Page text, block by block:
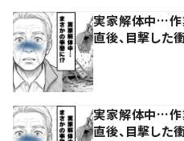
実家解体中…作
直後、目撃した
実家解体中…作
直後、目撃した